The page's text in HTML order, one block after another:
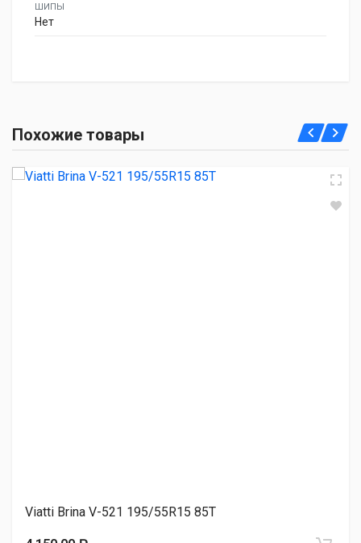
ШИПЫ
Нет
Cordiant NORDWAY 3 195/55R15 89Q
Похожие товары
Viatti Brina V-521 195/55R15 85T